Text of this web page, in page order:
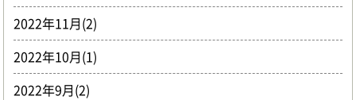
2022年11月(2)
2022年10月(1)
2022年9月(2)